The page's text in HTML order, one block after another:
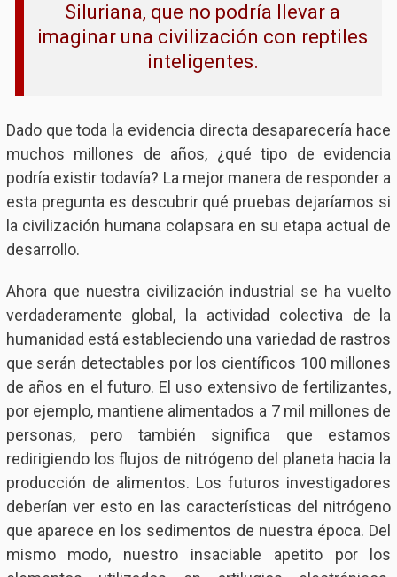
Siluriana, que no podría llevar a
imaginar una civilización con reptiles
inteligentes.
Dado que toda la evidencia directa desaparecería hace
muchos millones de años, ¿qué tipo de evidencia
podría existir todavía? La mejor manera de responder a
esta pregunta es descubrir qué pruebas dejaríamos si
la civilización humana colapsara en su etapa actual de
desarrollo.
Ahora que nuestra civilización industrial se ha vuelto
verdaderamente global, la actividad colectiva de la
humanidad está estableciendo una variedad de rastros
que serán detectables por los científicos 100 millones
de años en el futuro. El uso extensivo de fertilizantes,
por ejemplo, mantiene alimentados a 7 mil millones de
personas, pero también significa que estamos
redirigiendo los flujos de nitrógeno del planeta hacia la
producción de alimentos. Los futuros investigadores
deberían ver esto en las características del nitrógeno
que aparece en los sedimentos de nuestra época. Del
mismo modo, nuestro insaciable apetito por los